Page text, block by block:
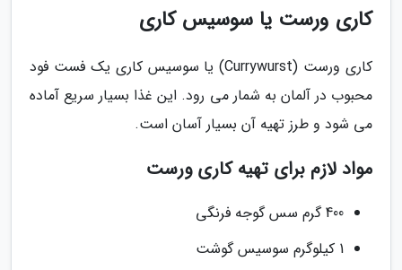
کاری ورست یا سوسیس کاری
کاری ورست (Currywurst) یا سوسیس کاری یک فست فود
محبوب در آلمان به شمار می رود. این غذا بسیار سریع آماده
می شود و طرز تهیه آن بسیار آسان است.
مواد لازم برای تهیه کاری ورست
400 گرم سس گوجه فرنگی
1 کیلوگرم سوسیس گوشت